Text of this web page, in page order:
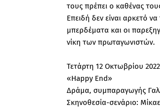
τους πρέπει ο καθένας
Επειδή δεν είναι αρκετό
μπερδέματα και οι
νίκη των πρωταγωνιστών.
Τετάρτη 12 Οκτωβρίου
«Happy End»
Δράμα, συμπαραγωγής
Σκηνοθεσία-σενάριο: